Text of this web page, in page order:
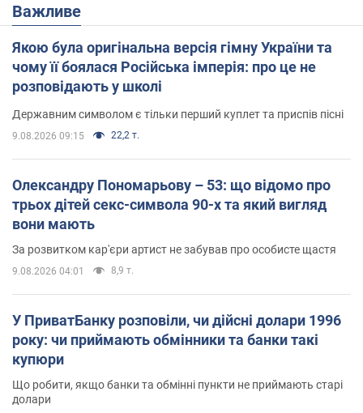
Важливе
Якою була оригінальна версія гімну України та
чому її боялася Російська імперія: про це не
розповідають у школі
Державним символом є тільки перший куплет та приспів пісні
9.08.2026 09:15 22,2 т.
Олександру Пономарьову – 53: що відомо про
трьох дітей секс-символа 90-х та який вигляд
вони мають
За розвитком кар'єри артист не забував про особисте щастя
9.08.2026 04:01 8,9 т.
У ПриватБанку розповіли, чи дійсні долари 1996
року: чи приймають обмінники та банки такі
купюри
Що робити, якщо банки та обмінні пункти не приймають старі
долари